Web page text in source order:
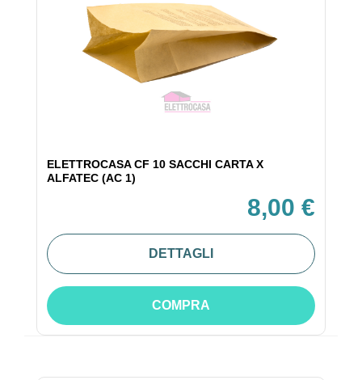
ELETTROCASA CF 10 SACCHI CARTA X
ALFATEC (AC 1)
8,00 €
DETTAGLI
COMPRA